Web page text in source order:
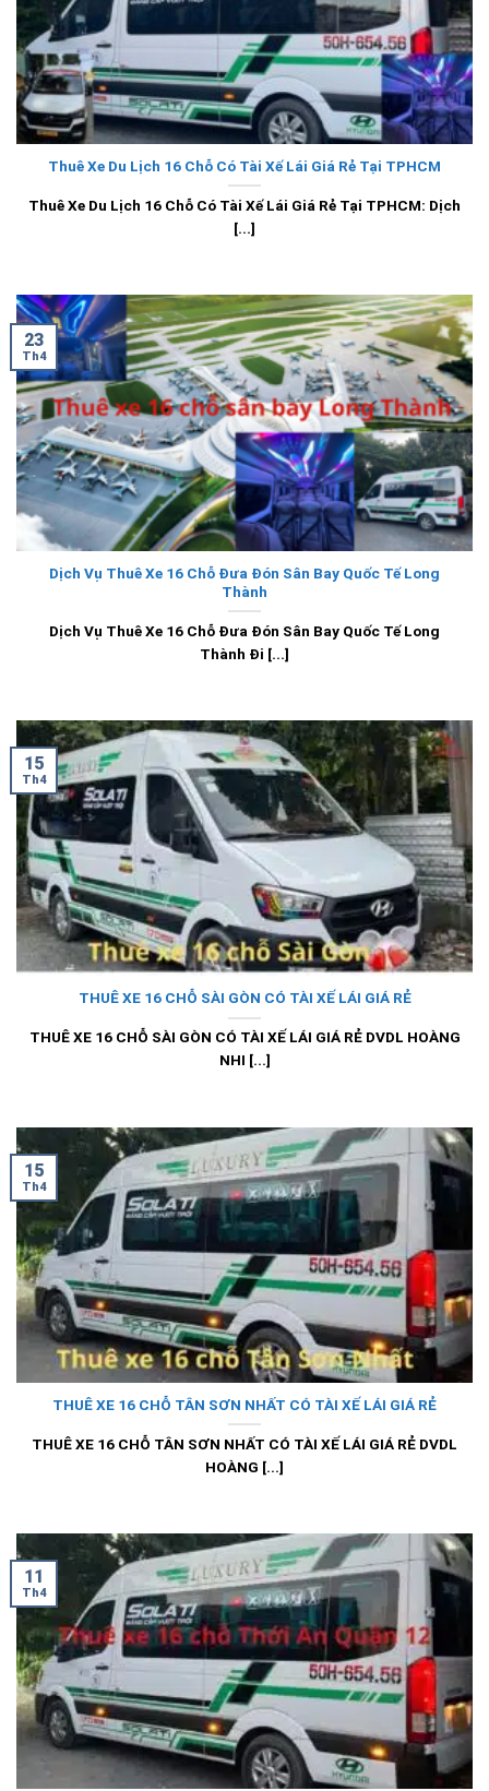
Thuê Xe Du Lịch 16 Chỗ Có Tài Xế Lái Giá Rẻ Tại TPHCM
Thuê Xe Du Lịch 16 Chỗ Có Tài Xế Lái Giá Rẻ Tại TPHCM: Dịch
[...]
Dịch Vụ Thuê Xe 16 Chỗ Đưa Đón Sân Bay Quốc Tế Long
Thành
Dịch Vụ Thuê Xe 16 Chỗ Đưa Đón Sân Bay Quốc Tế Long
Thành Đi [...]
23
Th4
THUÊ XE 16 CHỖ SÀI GÒN CÓ TÀI XẾ LÁI GIÁ RẺ
THUÊ XE 16 CHỖ SÀI GÒN CÓ TÀI XẾ LÁI GIÁ RẺ DVDL HOÀNG
NHI [...]
15
Th4
THUÊ XE 16 CHỖ TÂN SƠN NHẤT CÓ TÀI XẾ LÁI GIÁ RẺ
THUÊ XE 16 CHỖ TÂN SƠN NHẤT CÓ TÀI XẾ LÁI GIÁ RẺ DVDL
HOÀNG [...]
15
Th4
11
Th4